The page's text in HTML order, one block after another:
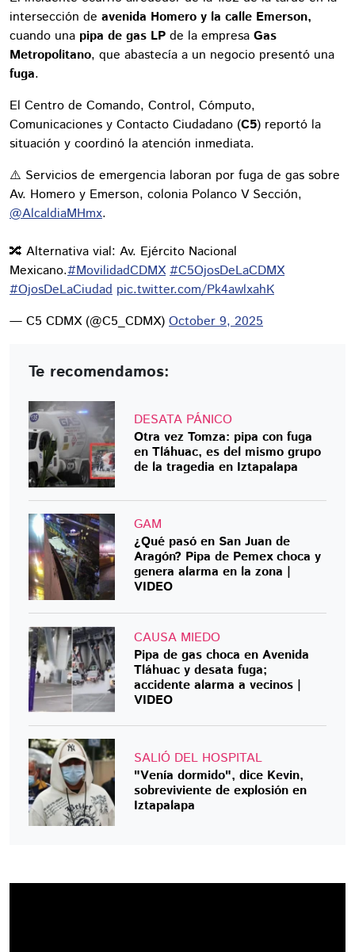
intersección de avenida Homero y la calle Emerson,
cuando una pipa de gas LP de la empresa Gas
Metropolitano, que abastecía a un negocio presentó una
fuga.
El Centro de Comando, Control, Cómputo,
Comunicaciones y Contacto Ciudadano (C5) reportó la
situación y coordinó la atención inmediata.
⚠️ Servicios de emergencia laboran por fuga de gas sobre
Av. Homero y Emerson, colonia Polanco V Sección,
@AlcaldiaMHmx.
🔀 Alternativa vial: Av. Ejército Nacional
Mexicano.#MovilidadCDMX #C5OjosDeLaCDMX
#OjosDeLaCiudad pic.twitter.com/Pk4awlxahK
— C5 CDMX (@C5_CDMX) October 9, 2025
Te recomendamos:
DESATA PÁNICO
Otra vez Tomza: pipa con fuga
en Tláhuac, es del mismo grupo
de la tragedia en Iztapalapa
GAM
¿Qué pasó en San Juan de
Aragón? Pipa de Pemex choca y
genera alarma en la zona |
VIDEO
CAUSA MIEDO
Pipa de gas choca en Avenida
Tláhuac y desata fuga;
accidente alarma a vecinos |
VIDEO
SALIÓ DEL HOSPITAL
"Venía dormido", dice Kevin,
sobreviviente de explosión en
Iztapalapa